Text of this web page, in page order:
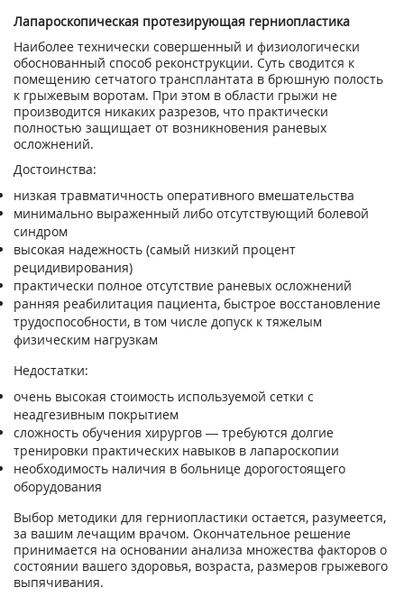
Лапароскопическая протезирующая герниопластика
Наиболее технически совершенный и физиологически
обоснованный способ реконструкции. Суть сводится к
помещению сетчатого трансплантата в брюшную полость
к грыжевым воротам. При этом в области грыжи не
производится никаких разрезов, что практически
полностью защищает от возникновения раневых
осложнений.
Достоинства:
низкая травматичность оперативного вмешательства
минимально выраженный либо отсутствующий болевой
синдром
высокая надежность (самый низкий процент
рецидивирования)
практически полное отсутствие раневых осложнений
ранняя реабилитация пациента, быстрое восстановление
трудоспособности, в том числе допуск к тяжелым
физическим нагрузкам
Недостатки:
очень высокая стоимость используемой сетки с
неадгезивным покрытием
сложность обучения хирургов — требуются долгие
тренировки практических навыков в лапароскопии
необходимость наличия в больнице дорогостоящего
оборудования
Выбор методики для герниопластики остается, разумеется,
за вашим лечащим врачом. Окончательное решение
принимается на основании анализа множества факторов о
состоянии вашего здоровья, возраста, размеров грыжевого
выпячивания.